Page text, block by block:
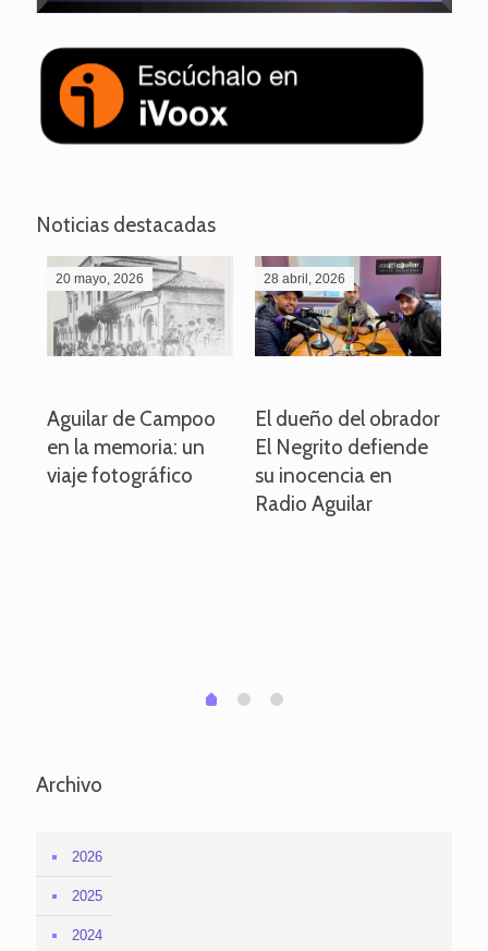
Noticias destacadas
20 mayo, 2026
Aguilar de Campoo
en la memoria: un
viaje fotográfico
28 abril, 2026
El dueño del obrador
El Negrito defiende
su inocencia en
Radio Aguilar
0 1 2
Archivo
2026
2025
2024